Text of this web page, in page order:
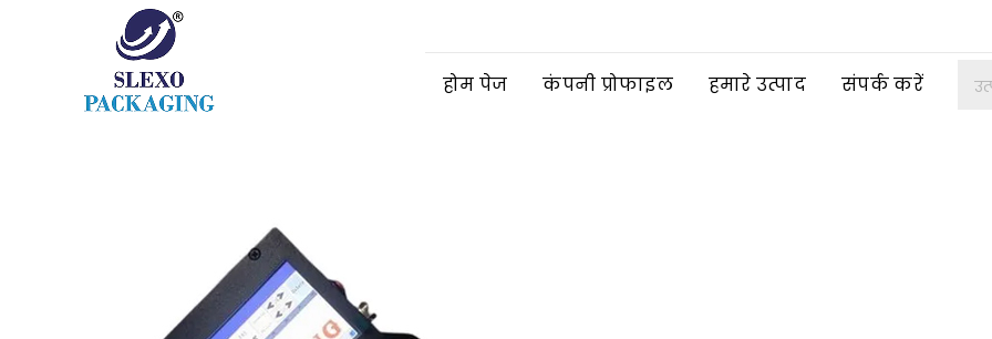
होम पेज कंपनी प्रोफाइल हमारे उत्पाद संपर्क करें